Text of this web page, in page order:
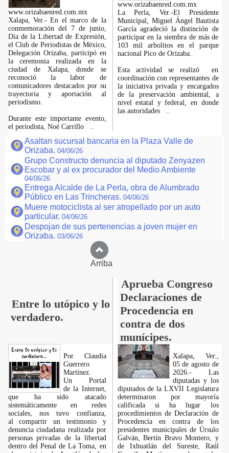
www.orizabaenred.com.mx
Xalapa, Ver.- En el marco de la
conmemoración del 7 de junio,
Día de la Libertad de Expresión,
el Club de Periodistas de México,
Delegación Orizaba, participó en
la ceremonia realizada en la
ciudad de Xalapa, donde se
reconoció la labor de
comunicadores destacados por su
trayectoria y aportación al
periodismo.
Durante este importante evento,
el periodista, Noé Carrillo
www.orizabaenred.com.mx
La Perla, Ver.-El Presidente
Municipal, Miguel Ángel Bautista
García agradeció la distinción de
participar en la siembra de más de
103 mil arbolitos en el parque
nacional Pico de Orizaba.
Esta actividad se realizó en
coordinación con representantes de
la iniciativa privada y encargados
de la preservación ambiental, a
nivel estatal y federal, en donde
las autoridades
Asaltan sucursal bancaria en la Plaza Valle de
Orizaba. 04/06/26
Grupo Constructo denuncia al diputado Zenyazen
Escobar y al ex procurador del Medio Ambiente
04/06/26
Entrega Alcalde de La Perla, obra de Alumbrado
Público en Las Trincheras. 04/06/26
Muere motociclista al ser atropellado por un auto
particular. 04/06/26
Despojan de sus pertenencias a joven mujer en
Orizaba. 03/06/26
Arriba
Entre lo utópico y lo
verdadero.
Aprueba Congreso
Declaraciones de
Procedencia en
contra de dos
munícipes.
Por Claudia
Guerrero
Martínez.
​Un Portal
de la Internet,
que ha sido atacado
sistemáticamente en redes
sociales, nos tuvo confianza,
al compartir un testimonio y
denuncia ciudadana realizada por
personas privadas de la libertad
dentro del Penal de La Toma, en
Xalapa, Ver.,
05 de agosto de
2026.- Las
diputadas y los
diputados de la LXVII Legislatura
determinaron por mayoría
calificada si ha lugar los
procedimientos de Declaración de
Procedencia en contra de los
presidentes municipales de Úrsulo
Galván, Bertín Bravo Montero, y
de Ixhuatlán del Sureste, Raúl